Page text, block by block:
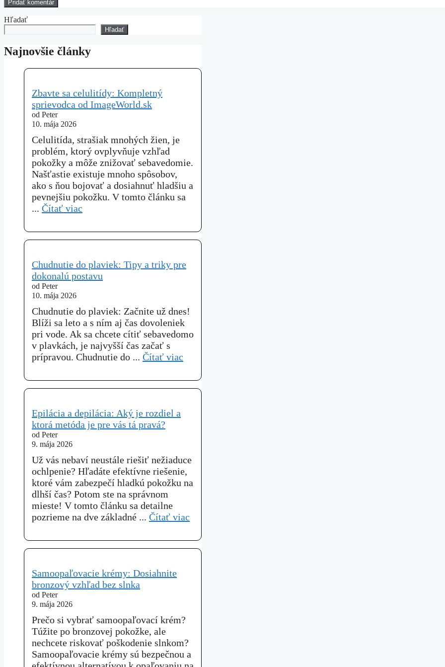
Hľadať
Hľadať
Najnovšie články
Zbavte sa celulitídy: Kompletný
sprievodca od ImageWorld.sk
od Peter
10. mája 2026
Celulitída, strašiak mnohých žien, je
problém, ktorý ovplyvňuje vzhľad
pokožky a môže znižovať sebavedomie.
Našťastie existuje mnoho spôsobov,
ako s ňou bojovať a dosiahnuť hladšiu a
pevnejšiu pokožku. V tomto článku sa
... Čítať viac
Chudnutie do plaviek: Tipy a triky pre
dokonalú postavu
od Peter
10. mája 2026
Chudnutie do plaviek: Začnite už dnes!
Blíži sa leto a s ním aj čas dovoleniek
pri vode. Ak sa chcete cítiť sebavedomo
v plavkách, je najvyšší čas začať s
prípravou. Chudnutie do ... Čítať viac
Epilácia a depilácia: Aký je rozdiel a
ktorá metóda je pre vás tá pravá?
od Peter
9. mája 2026
Už vás nebaví neustále riešiť nežiaduce
ochlpenie? Hľadáte efektívne riešenie,
ktoré vám zabezpečí hladkú pokožku na
dlhší čas? Potom ste na správnom
mieste! V tomto článku sa detailne
pozrieme na dve základné ... Čítať viac
Samoopaľovacie krémy: Dosiahnite
bronzový vzhľad bez slnka
od Peter
9. mája 2026
Prečo si vybrať samoopaľovací krém?
Túžite po bronzovej pokožke, ale
nechcete riskovať poškodenie slnkom?
Samoopaľovacie krémy sú bezpečnou a